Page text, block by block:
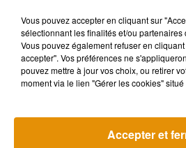
Pomme emprunte le décor de
l’émission « Loups Garous » pour
+ DE MUSIQUE
Vous pouvez accepter en cliquant sur
sélectionnant les finalités et/ou partenaires
Vous pouvez également refuser en
accepter". Vos préférences ne
pouvez mettre à jour vos choix, ou retirer
moment via le lien "Gérer les cookies"
Accepter et